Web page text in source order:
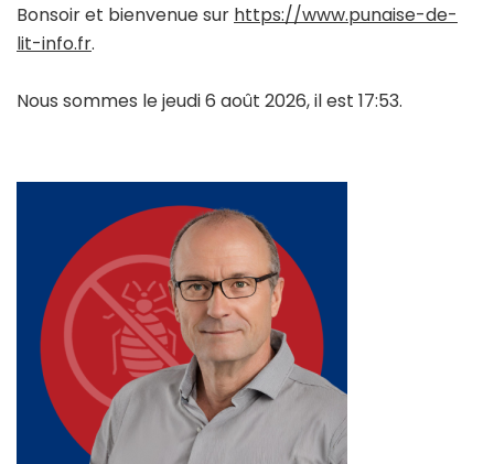
Bonsoir et bienvenue sur https://www.punaise-de-
lit-info.fr.
Nous sommes le jeudi 6 août 2026, il est 17:53.